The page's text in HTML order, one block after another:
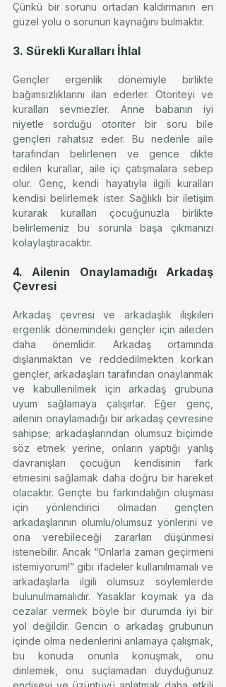
Çünkü bir sorunu ortadan kaldırmanın en
güzel yolu o sorunun kaynağını bulmaktır.
3. Sürekli Kuralları İhlal
Gençler ergenlik dönemiyle birlikte
bağımsızlıklarını ilan ederler. Otoriteyi ve
kuralları sevmezler. Anne babanın iyi
niyetle sorduğu otoriter bir soru bile
gençleri rahatsız eder. Bu nedenle aile
tarafından belirlenen ve gence dikte
edilen kurallar, aile içi çatışmalara sebep
olur. Genç, kendi hayatıyla ilgili kuralları
kendisi belirlemek ister. Sağlıklı bir iletişim
kurarak kuralları çocuğunuzla birlikte
belirlemeniz bu sorunla başa çıkmanızı
kolaylaştıracaktır.
4. Ailenin Onaylamadığı Arkadaş
Çevresi
Arkadaş çevresi ve arkadaşlık ilişkileri
ergenlik dönemindeki gençler için aileden
daha önemlidir. Arkadaş ortamında
dışlanmaktan ve reddedilmekten korkan
gençler, arkadaşları tarafından onaylanmak
ve kabullenilmek için arkadaş grubuna
uyum sağlamaya çalışırlar. Eğer genç,
ailenin onaylamadığı bir arkadaş çevresine
sahipse; arkadaşlarından olumsuz biçimde
söz etmek yerine, onların yaptığı yanlış
davranışları çocuğun kendisinin fark
etmesini sağlamak daha doğru bir hareket
olacaktır. Gençte bu farkındalığın oluşması
için yönlendirici olmadan gençten
arkadaşlarının olumlu/olumsuz yönlerini ve
ona verebileceği zararları düşünmesi
istenebilir. Ancak “Onlarla zaman geçirmeni
istemiyorum!” gibi ifadeler kullanılmamalı ve
arkadaşlarla ilgili olumsuz söylemlerde
bulunulmamalıdır. Yasaklar koymak ya da
cezalar vermek böyle bir durumda iyi bir
yol değildir. Gencin o arkadaş grubunun
içinde olma nedenlerini anlamaya çalışmak,
bu konuda onunla konuşmak, onu
dinlemek, onu suçlamadan duyduğunuz